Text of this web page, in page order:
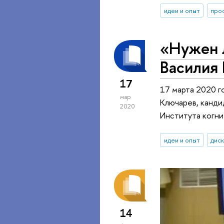
идеи и опыт
17
мар
2020
«Нужен
17 марта 2020
Ключарев,
Института
идеи и опыт
14